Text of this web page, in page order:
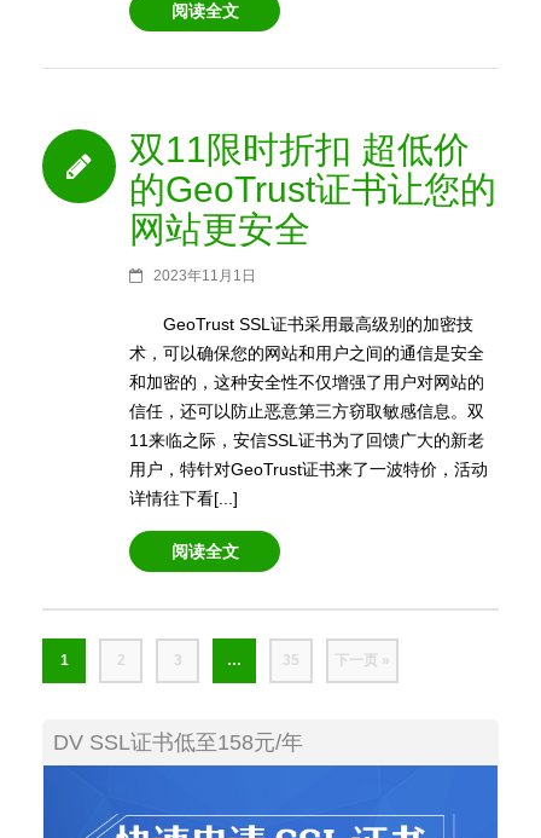
阅读全文
双11限时折扣 超低价
的GeoTrust证书让您的
网站更安全
2023年11月1日
GeoTrust SSL证书采用最高级别的加密技
术，可以确保您的网站和用户之间的通信是安全
和加密的，这种安全性不仅增强了用户对网站的
信任，还可以防止恶意第三方窃取敏感信息。双
11来临之际，安信SSL证书为了回馈广大的新老
用户，特针对GeoTrust证书来了一波特价，活动
详情往下看[...]
阅读全文
1 2 3 … 35 下一页 »
DV SSL证书低至158元/年